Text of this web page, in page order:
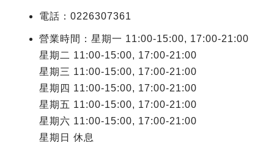
電話：0226307361
營業時間：星期一 11:00-15:00, 17:00-21:00
星期二 11:00-15:00, 17:00-21:00
星期三 11:00-15:00, 17:00-21:00
星期四 11:00-15:00, 17:00-21:00
星期五 11:00-15:00, 17:00-21:00
星期六 11:00-15:00, 17:00-21:00
星期日 休息